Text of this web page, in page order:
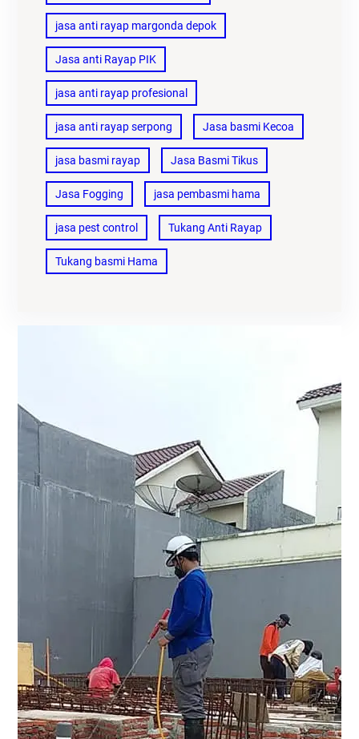
jasa anti rayap margonda depok
Jasa anti Rayap PIK
jasa anti rayap profesional
jasa anti rayap serpong Jasa basmi Kecoa
jasa basmi rayap Jasa Basmi Tikus
Jasa Fogging jasa pembasmi hama
jasa pest control Tukang Anti Rayap
Tukang basmi Hama